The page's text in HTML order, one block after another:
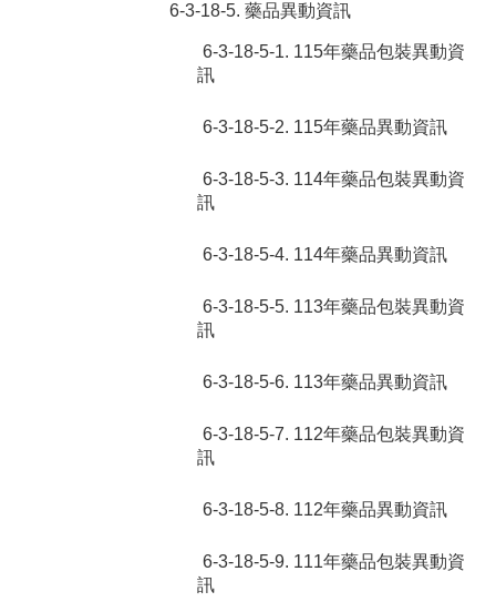
6-3-18-5. 藥品異動資訊
6-3-18-5-1. 115年藥品包裝異動資
訊
6-3-18-5-2. 115年藥品異動資訊
6-3-18-5-3. 114年藥品包裝異動資
訊
6-3-18-5-4. 114年藥品異動資訊
6-3-18-5-5. 113年藥品包裝異動資
訊
6-3-18-5-6. 113年藥品異動資訊
6-3-18-5-7. 112年藥品包裝異動資
訊
6-3-18-5-8. 112年藥品異動資訊
6-3-18-5-9. 111年藥品包裝異動資
訊